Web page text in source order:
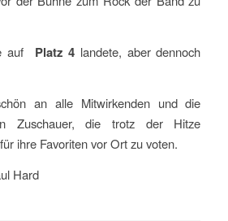
auf Platz 4landete, aber dennoch
an alle Mitwirkenden und die
Zuschauer, die trotz der Hitze
ihre Favoriten vor Ort zu voten.
Hard